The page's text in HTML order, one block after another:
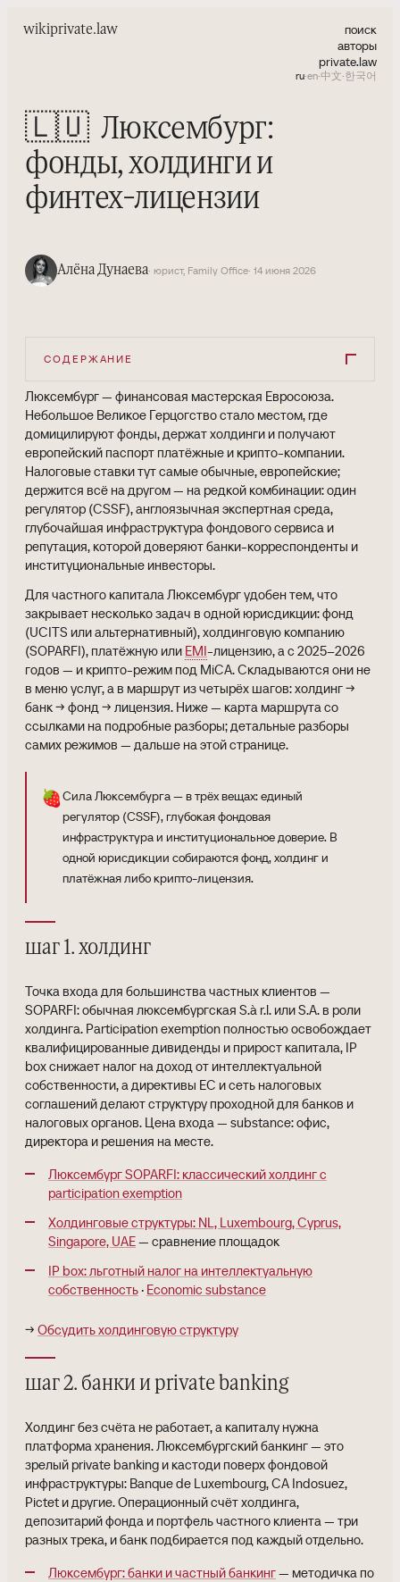
wikiprivate.law
поиск
авторы
private.law
ru·en·中文·한국어
🇱🇺 Люксембург:
фонды, холдинги и
финтех-лицензии
Алёна Дунаева· юрист, Family Office· 14 июня 2026
СОДЕРЖАНИЕ
Люксембург — финансовая мастерская Евросоюза.
Небольшое Великое Герцогство стало местом, где
домицилируют фонды, держат холдинги и получают
европейский паспорт платёжные и крипто-компании.
Налоговые ставки тут самые обычные, европейские;
держится всё на другом — на редкой комбинации: один
регулятор (CSSF), англоязычная экспертная среда,
глубочайшая инфраструктура фондового сервиса и
репутация, которой доверяют банки-корреспонденты и
институциональные инвесторы.
Для частного капитала Люксембург удобен тем, что
закрывает несколько задач в одной юрисдикции: фонд
(UCITS или альтернативный), холдинговую компанию
(SOPARFI), платёжную или EMI-лицензию, а с 2025–2026
годов — и крипто-режим под MiCA. Складываются они не
в меню услуг, а в маршрут из четырёх шагов: холдинг →
банк → фонд → лицензия. Ниже — карта маршрута со
ссылками на подробные разборы; детальные разборы
самих режимов — дальше на этой странице.
🍓Сила Люксембурга — в трёх вещах: единый
регулятор (CSSF), глубокая фондовая
инфраструктура и институциональное доверие. В
одной юрисдикции собираются фонд, холдинг и
платёжная либо крипто-лицензия.
шаг 1. холдинг
Точка входа для большинства частных клиентов —
SOPARFI: обычная люксембургская S.à r.l. или S.A. в роли
холдинга. Participation exemption полностью освобождает
квалифицированные дивиденды и прирост капитала, IP
box снижает налог на доход от интеллектуальной
собственности, а директивы ЕС и сеть налоговых
соглашений делают структуру проходной для банков и
налоговых органов. Цена входа — substance: офис,
директора и решения на месте.
Люксембург SOPARFI: классический холдинг с
participation exemption
Холдинговые структуры: NL, Luxembourg, Cyprus,
Singapore, UAE— сравнение площадок
IP box: льготный налог на интеллектуальную
собственность · Economic substance
→ Обсудить холдинговую структуру
шаг 2. банки и private banking
Холдинг без счёта не работает, а капиталу нужна
платформа хранения. Люксембургский банкинг — это
зрелый private banking и кастоди поверх фондовой
инфраструктуры: Banque de Luxembourg, CA Indosuez,
Pictet и другие. Операционный счёт холдинга,
депозитарий фонда и портфель частного клиента — три
разных трека, и банк подбирается под каждый отдельно.
Люксембург: банки и частный банкинг— методичка по